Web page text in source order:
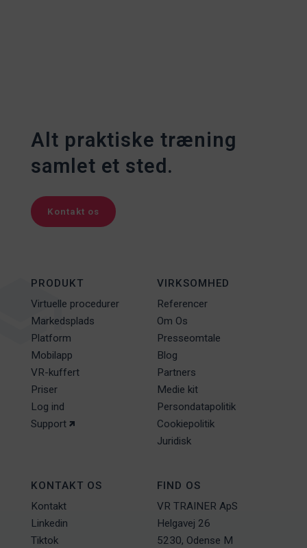
Alt praktiske træning
samlet et sted.
Kontakt os
PRODUKT
Virtuelle procedurer
Markedsplads
Platform
Mobilapp
VR-kuffert
Priser
Log ind
Support
VIRKSOMHED
Referencer
Om Os
Presseomtale
Blog
Partners
Medie kit
Persondatapolitik
Cookiepolitik
Juridisk
KONTAKT OS
Kontakt
Linkedin
Tiktok
FIND OS
VR TRAINER ApS
Helgavej 26
5230, Odense M